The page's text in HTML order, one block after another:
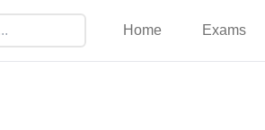
Home Exams